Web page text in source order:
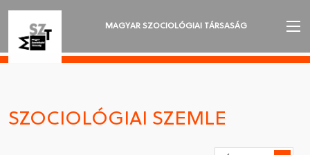
MAGYAR SZOCIOLÓGIAI TÁRSASÁG
SZOCIOLÓGIAI SZEMLE